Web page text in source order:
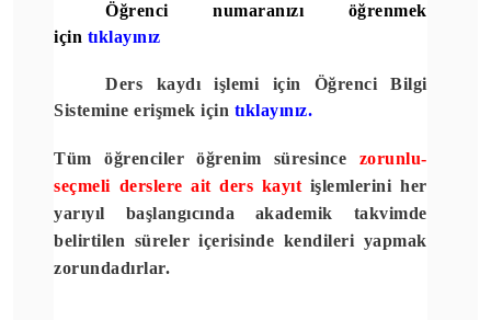
Öğrenci numaranızı öğrenmek
için tıklayınız
Ders kaydı işlemi için Öğrenci Bilgi
Sistemine erişmek için tıklayınız.
Tüm öğrenciler öğrenim süresince zorunlu-
seçmeli derslere ait ders kayıt işlemlerini her
yarıyıl başlangıcında akademik takvimde
belirtilen süreler içerisinde kendileri yapmak
zorundadırlar.